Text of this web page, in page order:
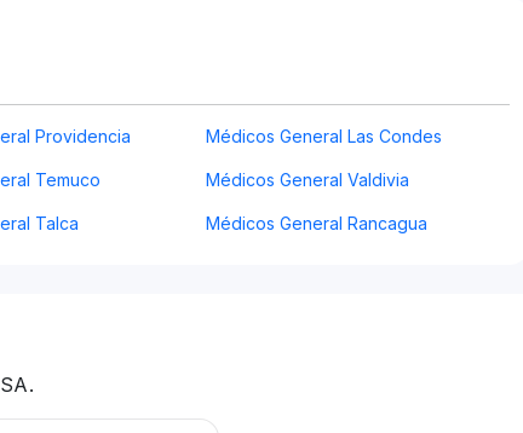
Providencia Médicos General Las Condes
Temuco Médicos General Valdivia
Talca Médicos General Rancagua